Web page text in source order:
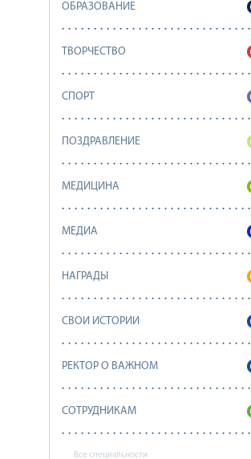
ОБРАЗОВАНИЕ
ТВОРЧЕСТВО
СПОРТ
ПОЗДРАВЛЕНИЕ
МЕДИЦИНА
МЕДИА
НАГРАДЫ
СВОИ ИСТОРИИ
РЕКТОР О ВАЖНОМ
СОТРУДНИКАМ
Все специальности